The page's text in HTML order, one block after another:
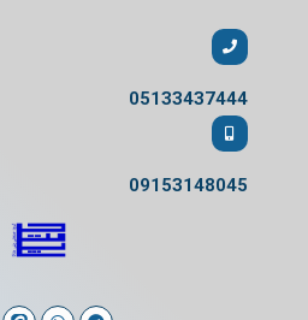
05133437444
09153148045